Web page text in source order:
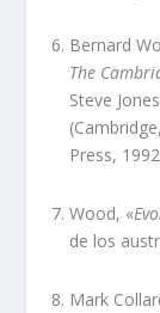
Bernard
The
Steve
Press,
Wood, «
de los
Mark